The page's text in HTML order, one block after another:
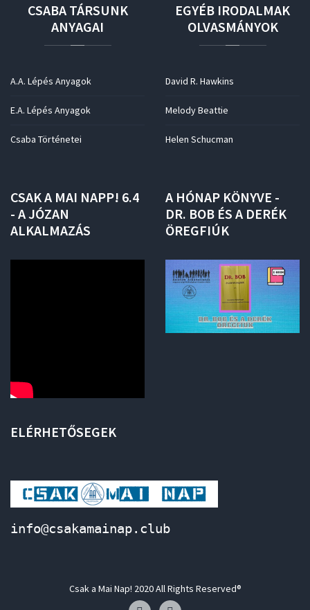
CSABA TÁRSUNK
ANYAGAI
A.A. Lépés Anyagok
E.A. Lépés Anyagok
Csaba Történetei
EGYÉB IRODALMAK
OLVASMÁNYOK
David R. Hawkins
Melody Beattie
Helen Schucman
CSAKA MAI NAPP! 6.4
- AJÓZAN
ALKALMAZÁS
A HÓNAP KÖNYVE -
DR. BOB ÉS A DERÉK
ÖREGFIÚK
ELÉRHETŐSEGEK
info@csakamainap.club
Csak a Mai Nap! 2020 All Rights Reserved®